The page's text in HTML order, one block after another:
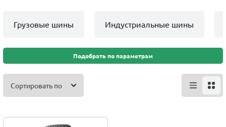
Грузовые шины Индустриальные шины
Подобрать по параметрам
Сортировать по